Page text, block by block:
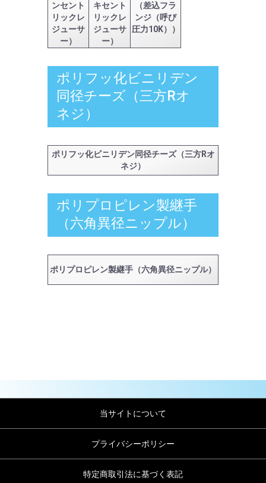
ンセント
リックレ
ジューサ
ー）
キセント
リックレ
ジューサ
ー）
（差込フラ
ンジ（呼び
圧力10K））
ポリフッ化ビニリデン
同径チーズ（三方Rオ
ネジ）
ポリフッ化ビニリデン同径チーズ（三方Rオ
ネジ）
ポリプロピレン製継手
（六角異径ニップル）
ポリプロピレン製継手（六角異径ニップル）
当サイトについて
プライバシーポリシー
特定商取引法に基づく表記